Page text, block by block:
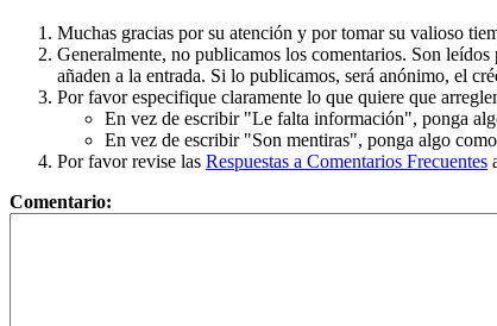
Muchas gracias por su atención y por tomar su valioso
Generalmente, no publicamos los comentarios. Son
añaden a la entrada. Si lo publicamos, será anónimo, el
Por favor especifique claramente lo que quiere que
En vez de escribir "Le falta información", ponga
En vez de escribir "Son mentiras", ponga algo
Por favor revise las Respuestas a Comentarios Frecuentes
Comentario: